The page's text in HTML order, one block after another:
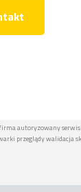
autoryzowany
przeglądy walidacja